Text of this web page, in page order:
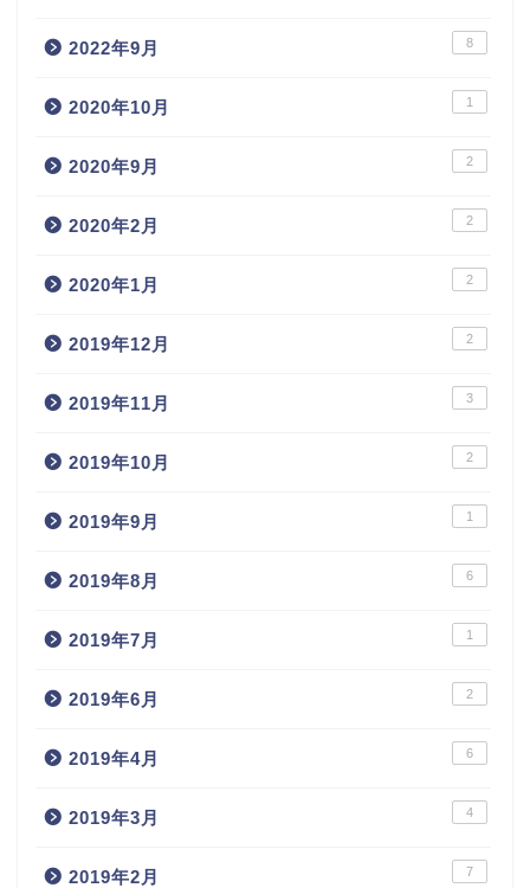
2022年9月 8
2020年10月 1
2020年9月 2
2020年2月 2
2020年1月 2
2019年12月 2
2019年11月 3
2019年10月 2
2019年9月 1
2019年8月 6
2019年7月 1
2019年6月 2
2019年4月 6
2019年3月 4
2019年2月 7